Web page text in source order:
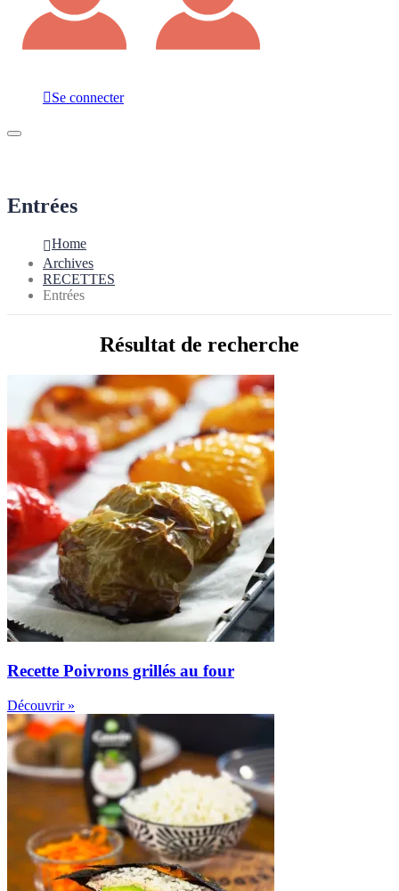
Se connecter
Entrées
Home
Archives
RECETTES
Entrées
Résultat de recherche
Recette Poivrons grillés au four
Découvrir »